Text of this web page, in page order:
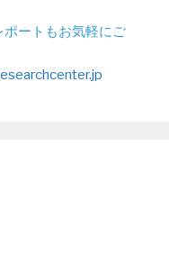
ートもお気軽にご